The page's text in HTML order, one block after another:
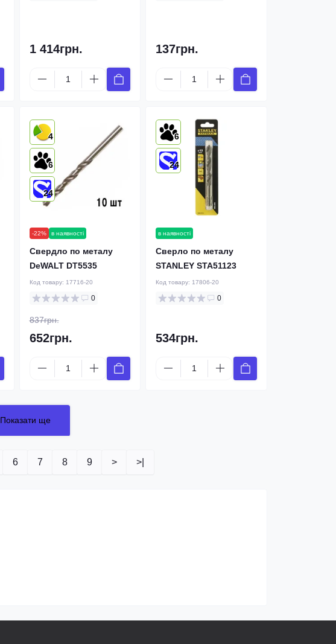
1 414грн. 137грн.
-22% в наявності
4
6
24
Свердло по металу
DeWALT DT5535
Код товару: 17716-20
0
837грн.
652грн.
в наявності
6
24
Cверлo по металу
STANLEY STA51123
Код товару: 17806-20
0
534грн.
Показати ще
6 7 8 9 > >|